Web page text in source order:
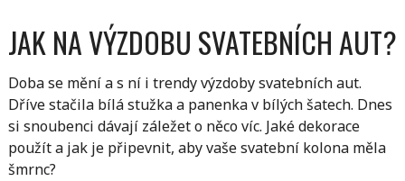
JAK NA VÝZDOBU SVATEBNÍCH AUT?
Doba se mění a s ní i trendy výzdoby svatebních aut.
Dříve stačila bílá stužka a panenka v bílých šatech. Dnes
si snoubenci dávají záležet o něco víc. Jaké dekorace
použít a jak je připevnit, aby vaše svatební kolona měla
šmrnc?